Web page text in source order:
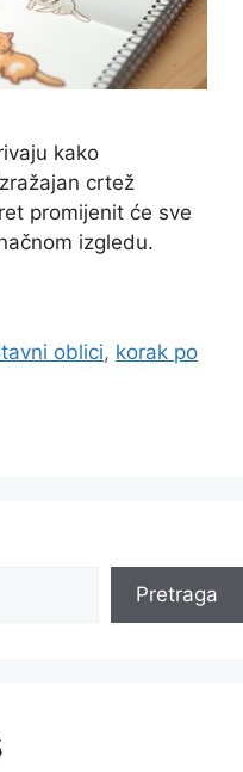
kako
crtež
promijenit će sve
izgledu.
oblici, korak po
Pretraga